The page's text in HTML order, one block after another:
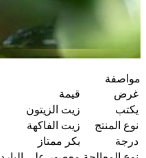
مواصفة
غرض
قيمة
يكتب
زيت الزيتون
نوع المنتج
زيت الفاكهة
درجة
بكر ممتاز